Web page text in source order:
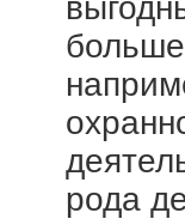
рода